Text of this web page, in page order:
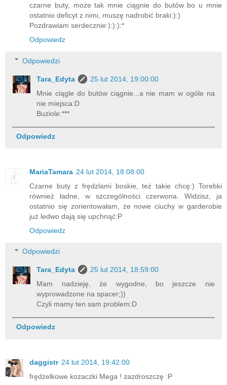
czarne buty, może tak mnie ciągnie do butów bo u mnie
ostatnio deficyt z nimi, muszę nadrobić braki:):)
Pozdrawiam serdecznie:):):):*
Odpowiedz
Odpowiedzi
Tara_Edyta
25 lut 2014, 19:00:00
Mnie ciągle do butów ciągnie...a nie mam w ogóle na
nie miejsca:D
Buziole:***
Odpowiedz
MariaTamara 24 lut 2014, 18:08:00
Czarne buty z frędzlami boskie, też takie chcę:) Torebki
również ładne, w szczególności czerwona. Widzisz, ja
ostatnio się zorientowałam, że nowe ciuchy w garderobie
już ledwo dają się upchnąć:P
Odpowiedz
Odpowiedzi
Tara_Edyta
25 lut 2014, 18:59:00
Mam nadzieję, że wygodne, bo jeszcze nie
wyprowadzone na spacer;))
Czyli mamy ten sam problem:D
Odpowiedz
daggistr 24 lut 2014, 19:42:00
frędzelkowe kozaczki Mega ! zazdroszczę :P